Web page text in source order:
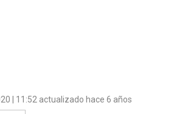
| 11:52 actualizado hace 6 años